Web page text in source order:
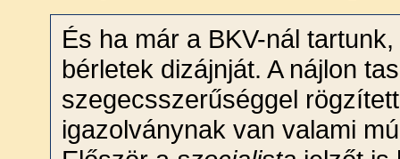
És ha már a BKV-nál
bérletek dizájnját. A nájlon
szegecsszerűséggel
igazolványnak van valami